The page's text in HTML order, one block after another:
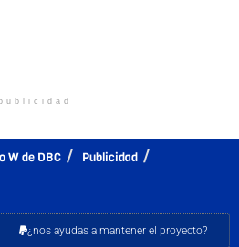
W de DBC
Publicidad
¿nos ayudas a mantener el proyecto?